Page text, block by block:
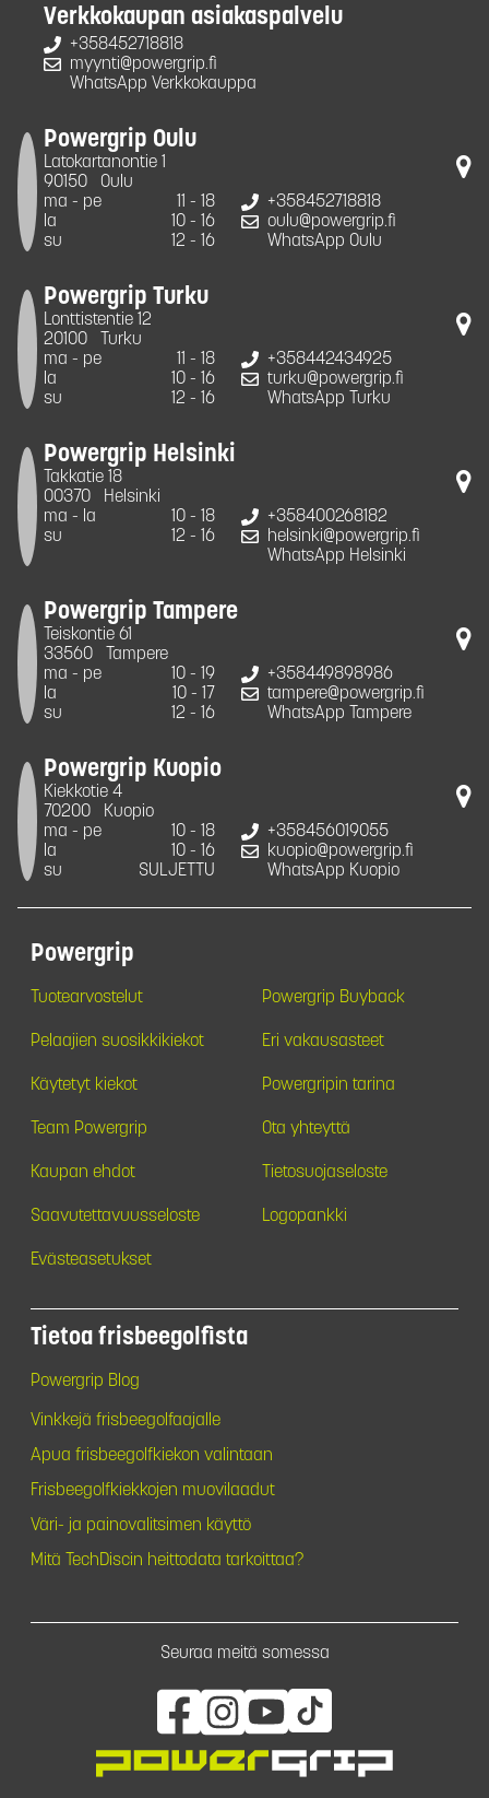
Verkkokaupan asiakaspalvelu
+358452718818
myynti@powergrip.fi
WhatsApp Verkkokauppa
Powergrip Oulu
Latokartanontie 1
90150
Oulu
ma - pe
11 - 18
la
10 - 16
su
12 - 16
+358452718818
oulu@powergrip.fi
WhatsApp Oulu
Powergrip Turku
Lonttistentie 12
20100
Turku
ma - pe
11 - 18
la
10 - 16
su
12 - 16
+358442434925
turku@powergrip.fi
WhatsApp Turku
Powergrip Helsinki
Takkatie 18
00370
Helsinki
ma - la
10 - 18
su
12 - 16
+358400268182
helsinki@powergrip.fi
WhatsApp Helsinki
Powergrip Tampere
Teiskontie 61
33560
Tampere
ma - pe
10 - 19
la
10 - 17
su
12 - 16
+358449898986
tampere@powergrip.fi
WhatsApp Tampere
Powergrip Kuopio
Kiekkotie 4
70200
Kuopio
ma - pe
10 - 18
la
10 - 16
su
SULJETTU
+358456019055
kuopio@powergrip.fi
WhatsApp Kuopio
Powergrip
Tuotearvostelut Powergrip Buyback
Pelaajien suosikkikiekot Eri vakausasteet
Käytetyt kiekot Powergripin tarina
Team Powergrip Ota yhteyttä
Kaupan ehdot Tietosuojaseloste
Saavutettavuusseloste Logopankki
Evästeasetukset
Tietoa frisbeegolfista
Powergrip Blog
Vinkkejä frisbeegolfaajalle
Apua frisbeegolfkiekon valintaan
Frisbeegolfkiekkojen muovilaadut
Väri- ja painovalitsimen käyttö
Mitä TechDiscin heittodata tarkoittaa?
Seuraa meitä somessa